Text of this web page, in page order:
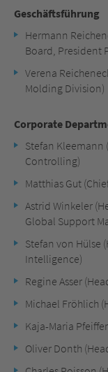
Geschäftsführung
Hermann
Board, President
Verena
Molding Division)
Corporate
Stefan Kleemann
Controlling)
Matthias Gut
Astrid Winkeler
Global Support
Stefan von Hülse
Intelligence)
Regine Asser
Michael Fröhlich
Kaja-Maria
Oliver Donth